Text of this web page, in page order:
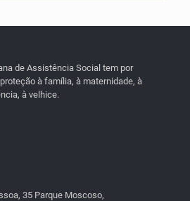
de Assistência Social tem por
à família, à maternidade, à
à velhice.
35 Parque Moscoso,